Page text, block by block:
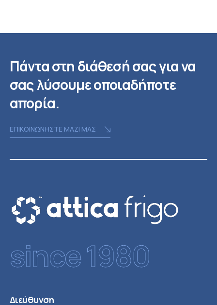
Πάντα στη διάθεσή σας για να
σας λύσουμε οποιαδήποτε
απορία.
ΕΠΙΚΟΙΝΩΝΗΣΤΕ ΜΑΖΙ ΜΑΣ
since 1980
Διεύθυνση